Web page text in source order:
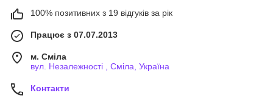
100% позитивних з 19 відгуків за рік
Працює з 07.07.2013
м. Сміла
вул. Незалежності , Сміла, Україна
Контакти